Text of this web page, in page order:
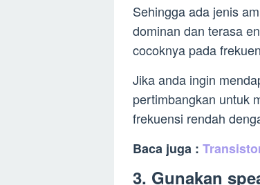
Sehingga ada jenis
dominan dan terasa
cocoknya pada
Jika anda ingin
pertimbangkan untuk
frekuensi rendah
Baca juga :
3. Gunakan